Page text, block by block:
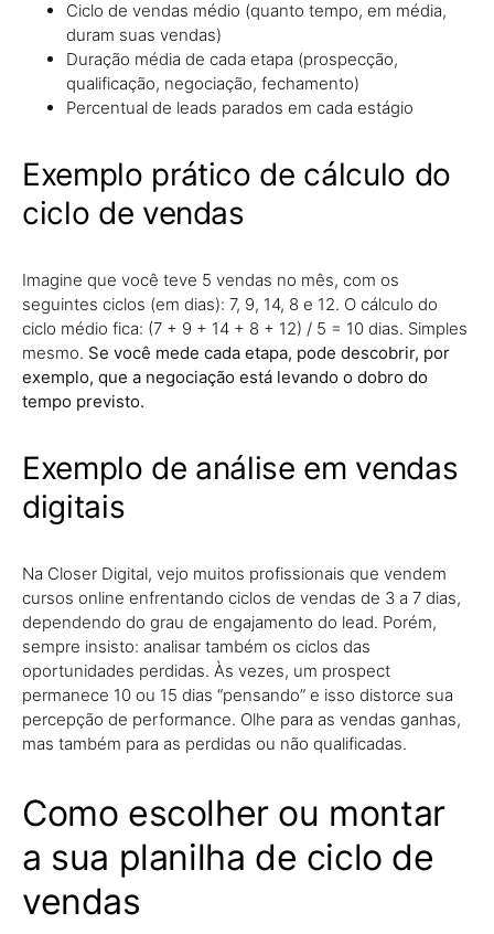
Ciclo de vendas médio (quanto tempo, em média,
duram suas vendas)
Duração média de cada etapa (prospecção,
qualificação, negociação, fechamento)
Percentual de leads parados em cada estágio
Exemplo prático de cálculo do
ciclo de vendas
Imagine que você teve 5 vendas no mês, com os
seguintes ciclos (em dias): 7, 9, 14, 8 e 12. O cálculo do
ciclo médio fica: (7 + 9 + 14 + 8 + 12) / 5 = 10 dias. Simples
mesmo. Se você mede cada etapa, pode descobrir, por
exemplo, que a negociação está levando o dobro do
tempo previsto.
Exemplo de análise em vendas
digitais
Na Closer Digital, vejo muitos profissionais que vendem
cursos online enfrentando ciclos de vendas de 3 a 7 dias,
dependendo do grau de engajamento do lead. Porém,
sempre insisto: analisar também os ciclos das
oportunidades perdidas. Às vezes, um prospect
permanece 10 ou 15 dias “pensando” e isso distorce sua
percepção de performance. Olhe para as vendas ganhas,
mas também para as perdidas ou não qualificadas.
Como escolher ou montar
a sua planilha de ciclo de
vendas